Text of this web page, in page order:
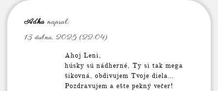
Aďka napsal:
13 dubna, 2025 (22:04)
Ahoj Leni,
húsky sú nádherné, Ty si tak mega
šikovná, obdivujem Tvoje diela…
Pozdravujem a ešte pekný večer!